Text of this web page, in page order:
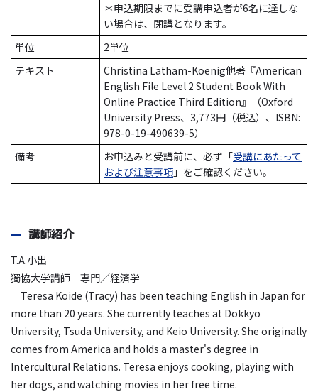
＊申込期限までに受講申込者が6名に達しな
い場合は、閉講となります。
単位
2単位
テキスト
Christina Latham-Koenig他著『American
English File Level 2 Student Book With
Online Practice Third Edition』（Oxford
University Press、3,773円（税込）、ISBN:
978-0-19-490639-5）
備考
お申込みと受講前に、必ず「受講にあたって
および注意事項 」をご確認ください。
講師紹介
T.A.小出
獨協大学講師 専門／経済学
Teresa Koide (Tracy) has been teaching English in Japan for
more than 20 years. She currently teaches at Dokkyo
University, Tsuda University, and Keio University. She originally
comes from America and holds a master's degree in
Intercultural Relations. Teresa enjoys cooking, playing with
her dogs, and watching movies in her free time.